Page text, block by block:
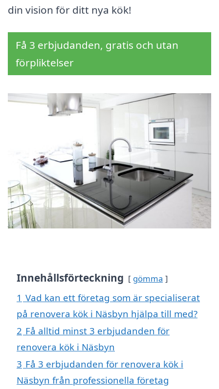
din vision för ditt nya kök!
Få 3 erbjudanden, gratis och utan
förpliktelser
Innehållsförteckning gömma
1 Vad kan ett företag som är specialiserat
på renovera kök i Näsbyn hjälpa till med?
2 Få alltid minst 3 erbjudanden för
renovera kök i Näsbyn
3 Få 3 erbjudanden för renovera kök i
Näsbyn från professionella företag